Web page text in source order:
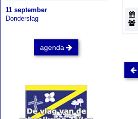
11 september
Donderslag
agenda